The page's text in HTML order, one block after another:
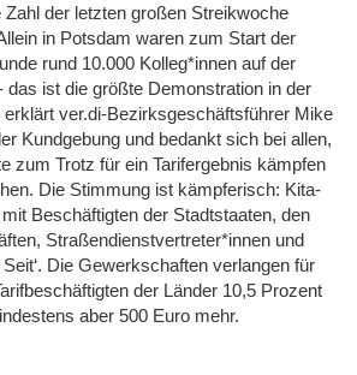
Zahl der letzten großen Streikwoche
in Potsdam waren zum Start der
rund 10.000 Kolleg*innen auf der
das ist die größte Demonstration in der
erklärt ver.di-Bezirksgeschäftsführer Mike
Kundgebung und bedankt sich bei allen,
zum Trotz für ein Tarifergebnis kämpfen
Die Stimmung ist kämpferisch: Kita-
Beschäftigten der Stadtstaaten, den
Straßendienstvertreter*innen und
Seit‘. Die Gewerkschaften verlangen für
der Länder 10,5 Prozent
aber 500 Euro mehr.